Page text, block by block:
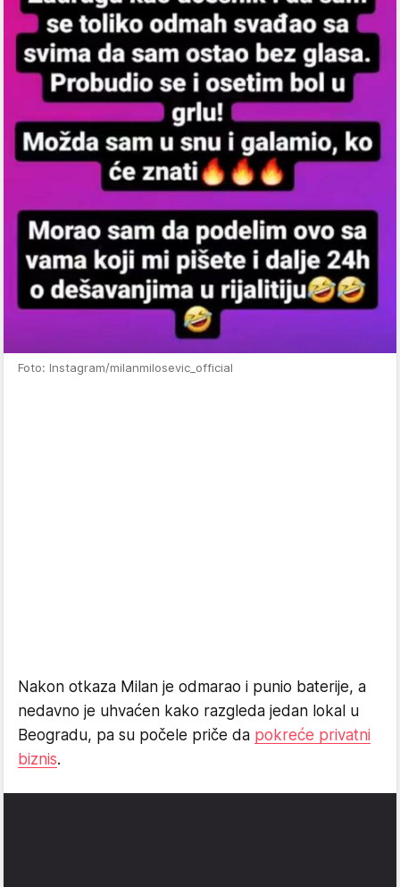
Foto: Instagram/milanmilosevic_official
Nakon otkaza Milan je odmarao i punio baterije, a
nedavno je uhvaćen kako razgleda jedan lokal u
Beogradu, pa su počele priče da pokreće privatni
biznis.